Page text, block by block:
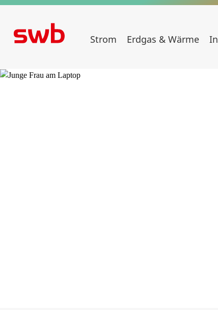
Strom Erdgas & Wärme